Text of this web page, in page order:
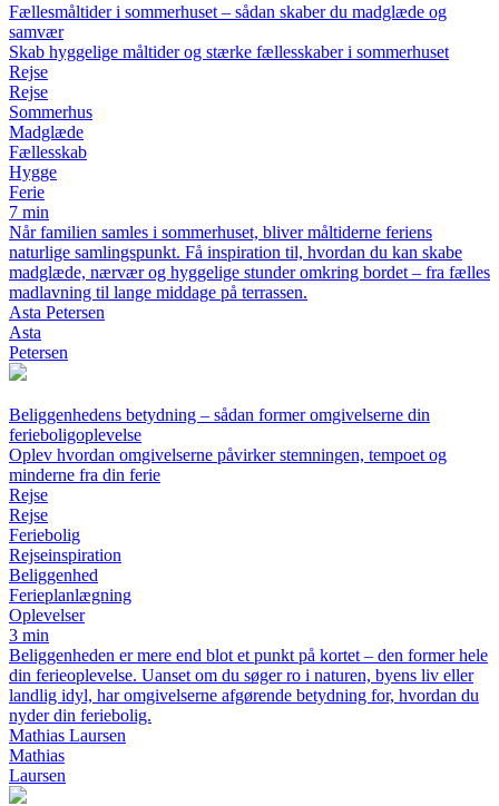
Fællesmåltider i sommerhuset – sådan skaber du madglæde og
samvær
Skab hyggelige måltider og stærke fællesskaber i sommerhuset
Rejse
Rejse
Sommerhus
Madglæde
Fællesskab
Hygge
Ferie
7 min
Når familien samles i sommerhuset, bliver måltiderne feriens
naturlige samlingspunkt. Få inspiration til, hvordan du kan skabe
madglæde, nærvær og hyggelige stunder omkring bordet – fra fælles
madlavning til lange middage på terrassen.
Asta Petersen
Asta
Petersen
Beliggenhedens betydning – sådan former omgivelserne din
ferieboligoplevelse
Oplev hvordan omgivelserne påvirker stemningen, tempoet og
minderne fra din ferie
Rejse
Rejse
Feriebolig
Rejseinspiration
Beliggenhed
Ferieplanlægning
Oplevelser
3 min
Beliggenheden er mere end blot et punkt på kortet – den former hele
din ferieoplevelse. Uanset om du søger ro i naturen, byens liv eller
landlig idyl, har omgivelserne afgørende betydning for, hvordan du
nyder din feriebolig.
Mathias Laursen
Mathias
Laursen